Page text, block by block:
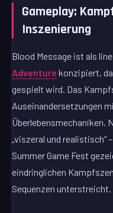
Gameplay:
Inszenierung
Blood Message ist als
Adventure konzipiert,
gespielt wird. Das
Auseinandersetzungen
Überlebensmechaniken.
„viszeral und realistisch“
Summer Game Fest
eindringlichen
Sequenzen unterstreicht.